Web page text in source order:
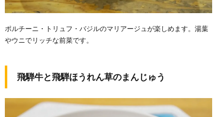
ポルチーニ・トリュフ・バジルのマリアージュが楽しめます。湯葉
やウニでリッチな前菜です。
飛騨牛と飛騨ほうれん草のまんじゅう